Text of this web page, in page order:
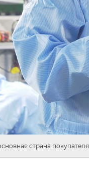
страна покупателя